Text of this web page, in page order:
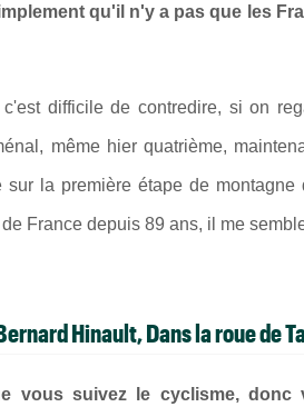
qu'il n'y a pas que les
difficile de contredire, si on
même hier quatrième,
sur la première étape de
France depuis 89 ans, il me
Hinault, Dans la roue de
vous suivez le cyclisme, donc